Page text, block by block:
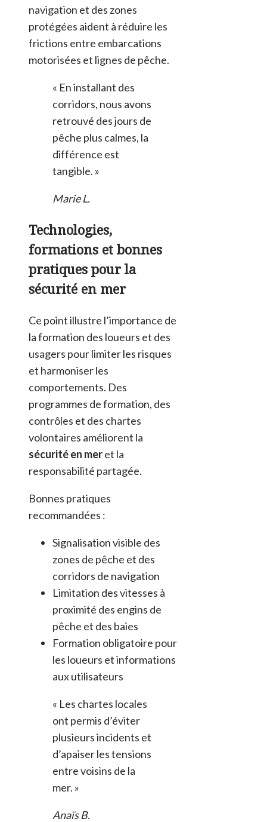
navigation et des zones
protégées aident à réduire les
frictions entre embarcations
motorisées et lignes de pêche.
« En installant des
corridors, nous avons
retrouvé des jours de
pêche plus calmes, la
différence est
tangible. »
Marie L.
Technologies,
formations et bonnes
pratiques pour la
sécurité en mer
Ce point illustre l’importance de
la formation des loueurs et des
usagers pour limiter les risques
et harmoniser les
comportements. Des
programmes de formation, des
contrôles et des chartes
volontaires améliorent la
sécurité en meret la
responsabilité partagée.
Bonnes pratiques
recommandées :
Signalisation visible des
zones de pêche et des
corridors de navigation
Limitation des vitesses à
proximité des engins de
pêche et des baies
Formation obligatoire pour
les loueurs et informations
aux utilisateurs
« Les chartes locales
ont permis d’éviter
plusieurs incidents et
d’apaiser les tensions
entre voisins de la
mer. »
Anaïs B.